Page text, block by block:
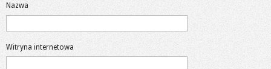
Nazwa
Witryna internetowa